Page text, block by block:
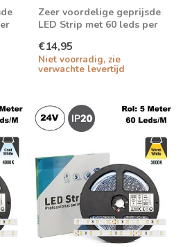
Zeer voordelige geprijsde
LED Strip met 60 leds per
licht...
€14,95
Niet voorradig, zie
verwachte levertijd